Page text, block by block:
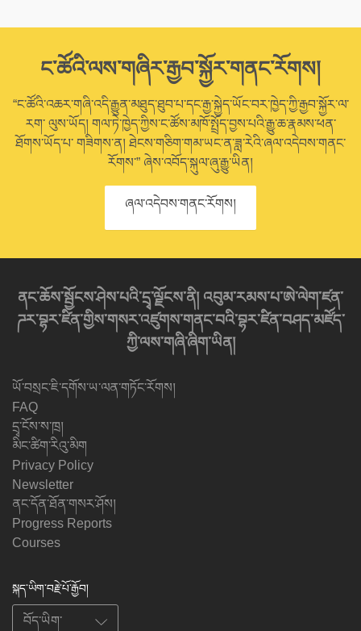
ང་ཚོའི་ལས་གཞིར་རྒྱབ་སྐྱོར་གནང་རོགས།
“ང་ཚོའི་འཆར་གཞི་འདི་རྒྱུན་མཐུད་ཐུབ་པ་དང་རྒྱ་སྐྱེད་ཡོང་བར་ཁྱེད་ཀྱི་རྒྱབ་སྐྱོར་ལ་
རག་ ལུས་ཡོད། གལ་ཏེ་ཁྱེད་ཀྱིས་ང་ཚོས་མཁོ་སྤྲོད་བྱས་པའི་རྒྱུ་ཆ་རྣམས་ཕན་
ཐོགས་ཡོད་པ་ གཟིགས་ན། ཐེངས་གཅིག་གམ་ཡང་ན་ཟླ་རེའི་ཞལ་འདེབས་གནང་
རོགས་” ཞེས་འབོད་སྐུལ་ཞུ་རྒྱུ་ཡིན།
ཞལ་འདེབས་གནང་རོགས།
ནང་ཆོས་སྦྱོངས་ཤེས་པའི་དྲྭ་ལྗོངས་ནི། འབུམ་རམས་པ་ཨེ་ལེག་ཛན་
ཌར་བྷར་ཛིན་གྱིས་གསར་འཛུགས་གནང་བའི་བྷར་ཛིན་བཤད་མཛོད་
ཀྱི་ལས་གཞི་ཞིག་ཡིན།
ཡོ་བསྲང་ཇི་དགོས་ཡ་ལན་གཏོང་རོགས།
FAQ
དྲྭ་ངོས་ས་ཁྲ།
མིང་ཚིག་རིའུ་མིག
Privacy Policy
Newsletter
ནང་དོན་ཐོན་གསར་ཤོས།
Progress Reports
Courses
སྐད་ཡིག་བརྗེ་པོ་རྒྱོབ།